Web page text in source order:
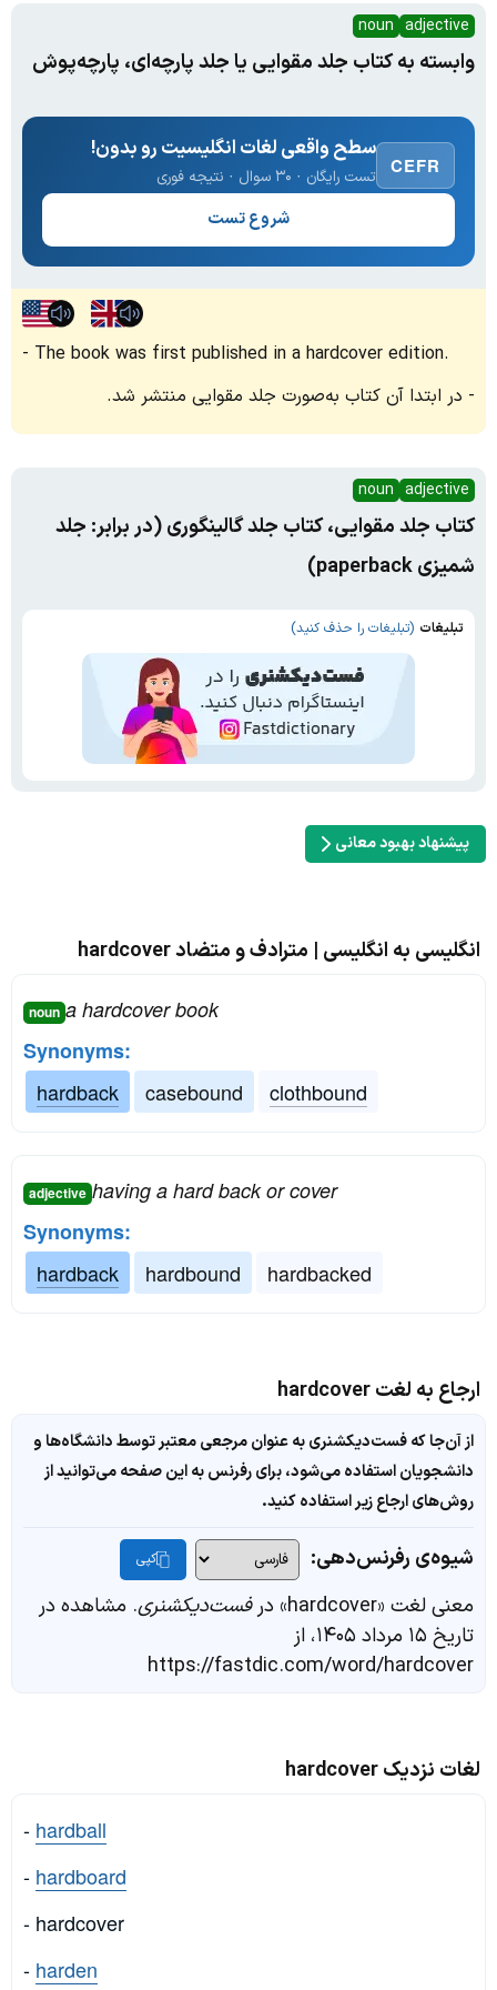
adjective
noun
وابسته به کتاب جلد مقوایی یا جلد پارچه‌ای، پارچه‌پوش
CEFR
سطح واقعی لغات انگلیسیت رو بدون!
تست رایگان · ۳۰ سوال · نتیجه فوری
شروع تست
The book was first published in a hardcover edition.
در ابتدا آن کتاب به‌صورت جلد مقوایی منتشر شد.
adjective
noun
کتاب جلد مقوایی، کتاب جلد گالینگوری (در برابر: جلد
شمیزی paperback)
تبلیغات (تبلیغات را حذف کنید)
پیشنهاد بهبود معانی
انگلیسی به انگلیسی | مترادف و متضاد hardcover
noun a hardcover book
Synonyms:
hardback
casebound clothbound
adjective having a hard back or cover
Synonyms:
hardback
hardbound hardbacked
ارجاع به لغت hardcover
از آن‌جا که فست‌دیکشنری به عنوان مرجعی معتبر توسط دانشگاه‌ها و
دانشجویان استفاده می‌شود، برای رفرنس به این صفحه می‌توانید از
روش‌های ارجاع زیر استفاده کنید.
شیوه‌ی رفرنس‌دهی: کپی
معنی لغت «hardcover» در فست‌دیکشنری. مشاهده در
تاریخ ۱۵ مرداد ۱۴۰۵، از
https://fastdic.com/word/hardcover
لغات نزدیک hardcover
- hardball
- hardboard
- hardcover
- harden